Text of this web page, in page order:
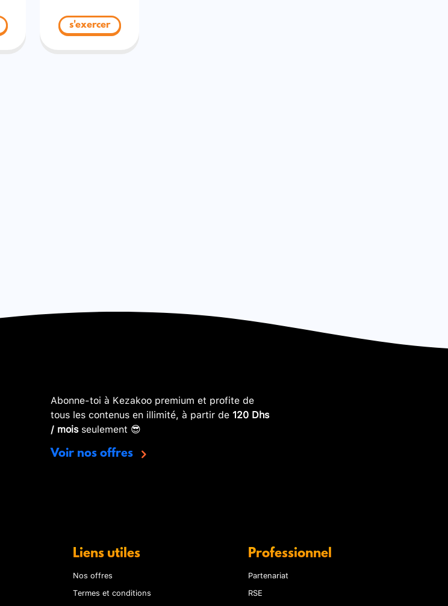
s'exercer
Abonne-toi à Kezakoo premium et profite de
tous les contenus en illimité, à partir de 120 Dhs
/ moisseulement 😎
Voir nos offres
Liens utiles
Nos offres
Termes et conditions
Professionnel
Partenariat
RSE